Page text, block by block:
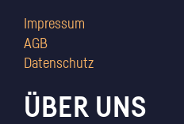
Impressum
AGB
Datenschutz
ÜBER UNS